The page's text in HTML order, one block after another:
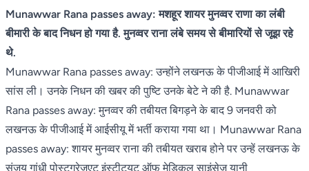
Munawwar Rana passes away: मशहूर शायर मुनव्वर राणा का लंबी
बीमारी के बाद निधन हो गया है. मुनव्वर राना लंबे समय से बीमारियों से जूझ रहे
थे.
Munawwar Rana passes away: उन्होंने लखनऊ के पीजीआई में आखिरी
सांस ली। उनके निधन की खबर की पुष्टि उनके बेटे ने की है. Munawwar
Rana passes away: मुनव्वर की तबीयत बिगड़ने के बाद 9 जनवरी को
लखनऊ के पीजीआई में आईसीयू में भर्ती कराया गया था। Munawwar Rana
passes away: शायर मुनव्वर राना की तबीयत खराब होने पर उन्हें लखनऊ के
संजय गांधी पोस्टग्रेजुएट इंस्टीट्यूट ऑफ मेडिकल साइंसेज यानी